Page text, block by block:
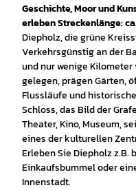
Geschichte, Moor und
erleben ​Streckenlänge:
Diepholz, die grüne
Verkehrsgünstig an der
und nur wenige Kilometer
gelegen, prägen Gärten,
Flussläufe und
Schloss, das Bild der
Theater, Kino, Museum,
eines der kulturellen
Erleben Sie Diepholz z.B.
Einkaufsbummel oder
Innenstadt.